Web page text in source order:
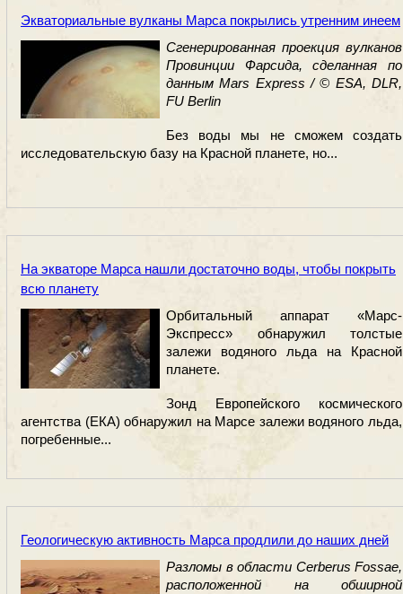
Экваториальные вулканы Марса покрылись утренним инеем
Сгенерированная проекция вулканов
Провинции Фарсида, сделанная по
данным Mars Express / © ESA, DLR,
FU Berlin
Без воды мы не сможем создать
исследовательскую базу на Красной планете, но...
На экваторе Марса нашли достаточно воды, чтобы покрыть
всю планету
Орбитальный аппарат «Марс-
Экспресс» обнаружил толстые
залежи водяного льда на Красной
планете.
Зонд Европейского космического
агентства (ЕКА) обнаружил на Марсе залежи водяного льда,
погребенные...
Геологическую активность Марса продлили до наших дней
Разломы в области Cerberus Fossae,
расположенной на обширной